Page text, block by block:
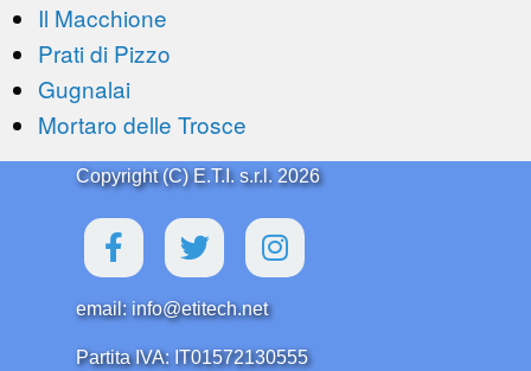
Il Macchione
Prati di Pizzo
Gugnalai
Mortaro delle Trosce
Copyright (C) E.T.I. s.r.l. 2026
email: info@etitech.net
Partita IVA: IT01572130555